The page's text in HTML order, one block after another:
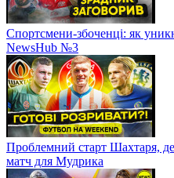
Спортсмени-збоченці: як
NewsHub №3
Проблемний старт Шахтаря,
матч для Мудрика